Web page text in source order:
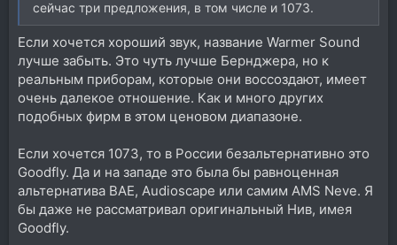
сейчас три предложения, в том числе и 1073.
Если хочется хороший звук, название Warmer Sound
лучше забыть. Это чуть лучше Бернджера, но к
реальным приборам, которые они воссоздают, имеет
очень далекое отношение. Как и много других
подобных фирм в этом ценовом диапазоне.
Если хочется 1073, то в России безальтернативно это
Goodfly. Да и на западе это была бы равноценная
альтернатива BAE, Audioscape или самим AMS Neve. Я
бы даже не рассматривал оригинальный Нив, имея
Goodfly.